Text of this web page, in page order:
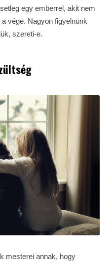
egy emberrel, akit nem
vége. Nagyon figyelnünk
szereti-e.
mesterei annak, hogy